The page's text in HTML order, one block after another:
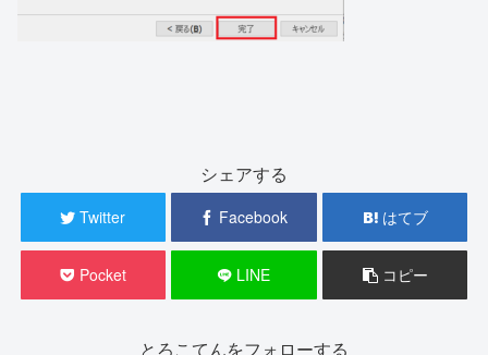
シェアする
Twitter Facebook はてブ
Pocket LINE コピー
とろこてんをフォローする